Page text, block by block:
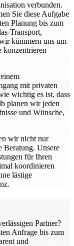
verbunden.
Sie diese Aufgabe
Planung bis zum
Transport,
kümmern uns um
konzentrieren
mit privaten
wichtig es ist, dass
planen wir jeden
und Wünsche,
wir nicht nur
Beratung. Unsere
für Ihren
koordinieren
lästige
Partner?
Anfrage bis zum
und